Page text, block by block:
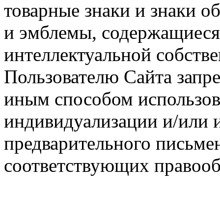
товарные знаки и знаки
и эмблемы,
интеллектуальной
Пользователю Сайта
иным способом
индивидуализации и/или
предварительного
соответствующих